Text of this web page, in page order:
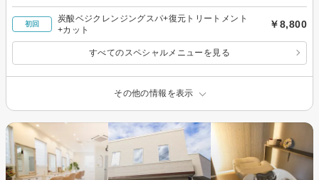
初回
炭酸ベジクレンジングスパ+復元トリートメント
+カット
￥8,800
すべてのスペシャルメニューを見る
その他の情報を表示